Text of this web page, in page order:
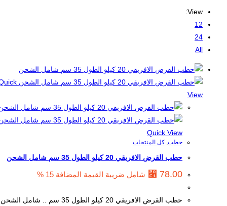
View:
12
24
All
Quick
View
Quick View
حطب,كل المنتجات
حطب القرض الافريقي 20 كيلو الطول 35 سم شامل الشحن
⃁78.00 شامل ضريبة القيمة المضافة 15 %
حطب القرض الافريقي 20 كيلو الطول 35 سم .. شامل الشحن